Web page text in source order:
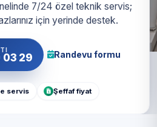
7/24 özel teknik servis;
için yerinde destek.
29 Randevu formu
servis Şeffaf fiyat